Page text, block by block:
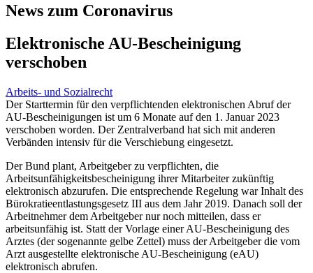
News zum Coronavirus
Elektronische AU-Bescheinigung
verschoben
Arbeits- und Sozialrecht
Der Starttermin für den verpflichtenden elektronischen Abruf der
AU-Bescheinigungen ist um 6 Monate auf den 1. Januar 2023
verschoben worden. Der Zentralverband hat sich mit anderen
Verbänden intensiv für die Verschiebung eingesetzt.
Der Bund plant, Arbeitgeber zu verpflichten, die
Arbeitsunfähigkeitsbescheinigung ihrer Mitarbeiter zukünftig
elektronisch abzurufen. Die entsprechende Regelung war Inhalt des
Bürokratieentlastungsgesetz III aus dem Jahr 2019. Danach soll der
Arbeitnehmer dem Arbeitgeber nur noch mitteilen, dass er
arbeitsunfähig ist. Statt der Vorlage einer AU-Bescheinigung des
Arztes (der sogenannte gelbe Zettel) muss der Arbeitgeber die vom
Arzt ausgestellte elektronische AU-Bescheinigung (eAU)
elektronisch abrufen.